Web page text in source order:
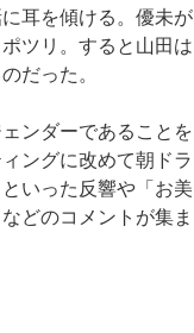
耳を傾ける。優未が
ツリ。すると山田は
だった。
ンダーであることを
ングに改めて朝ドラ
いった反響や「お美
どのコメントが集ま